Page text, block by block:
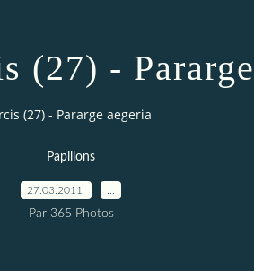
(27) -
(27) - Pararge aegeria
Papillons
27.03.2011
Par 365 Photos